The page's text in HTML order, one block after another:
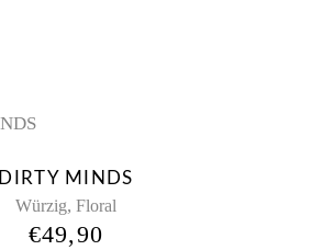
DIRTY MINDS
Würzig, Floral
€49,90